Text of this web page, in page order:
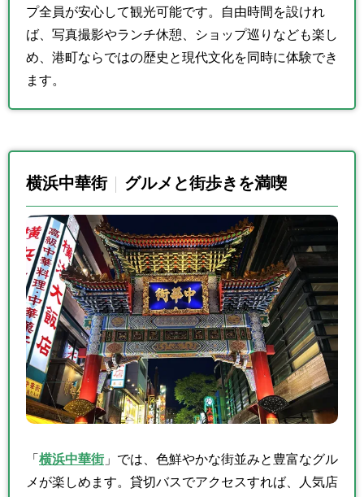
プ全員が安心して観光可能です。自由時間を設けれ
ば、写真撮影やランチ休憩、ショップ巡りなども楽し
め、港町ならではの歴史と現代文化を同時に体験でき
ます。
横浜中華街 グルメと街歩きを満喫
「 横浜中華街」では、色鮮やかな街並みと豊富なグル
メが楽しめます。貸切バスでアクセスすれば、人気店